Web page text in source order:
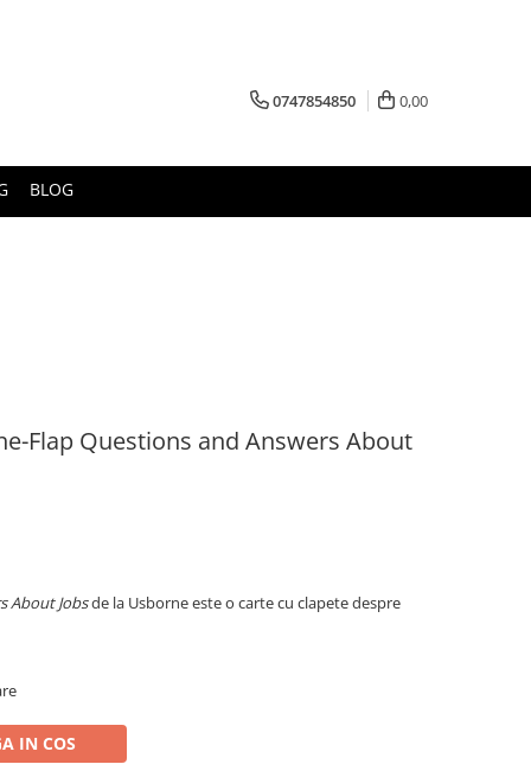
0747854850 0,00
BLOG
Flap Questions and Answers About
About Jobsde la Usborne este o carte cu clapete despre
IN COS